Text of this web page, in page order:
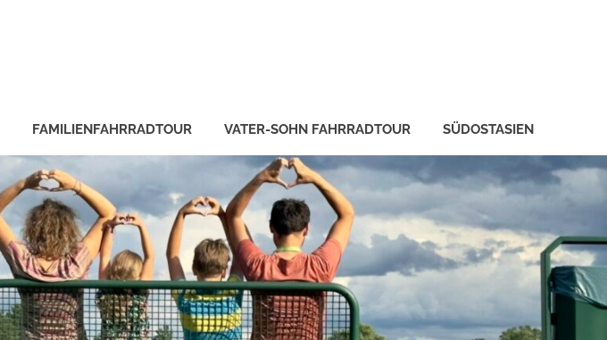
FAMILIENFAHRRADTOUR VATER-SOHN FAHRRADTOUR SÜDOSTASIEN